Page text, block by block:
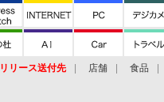
リリース送付先 店舗 食品